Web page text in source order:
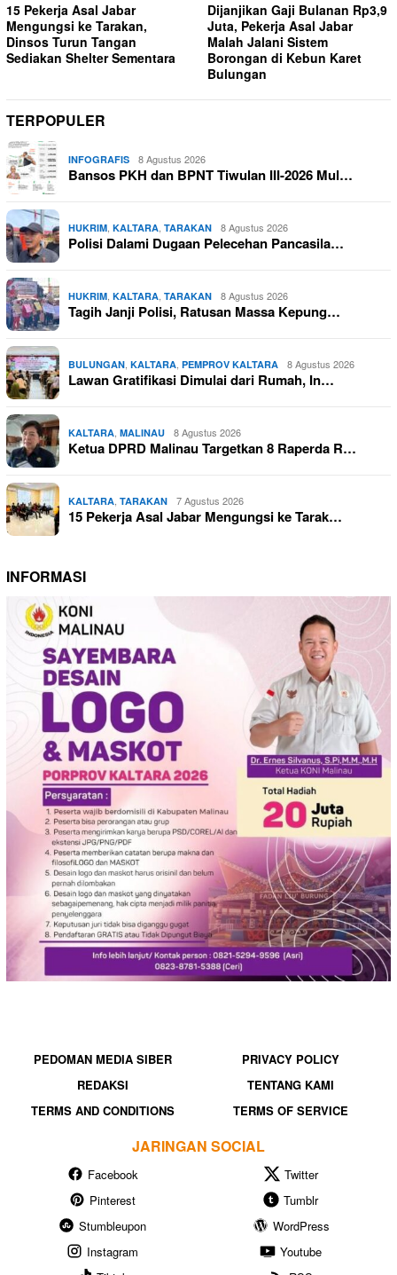
15 Pekerja Asal Jabar
Mengungsi ke Tarakan,
Dinsos Turun Tangan
Sediakan Shelter Sementara
Dijanjikan Gaji Bulanan Rp3,9
Juta, Pekerja Asal Jabar
Malah Jalani Sistem
Borongan di Kebun Karet
Bulungan
TERPOPULER
INFOGRAFIS 8 Agustus 2026
Bansos PKH dan BPNT Tiwulan III-2026 Mul…
HUKRIM, KALTARA, TARAKAN 8 Agustus 2026
Polisi Dalami Dugaan Pelecehan Pancasila…
HUKRIM, KALTARA, TARAKAN 8 Agustus 2026
Tagih Janji Polisi, Ratusan Massa Kepung…
BULUNGAN, KALTARA, PEMPROV KALTARA 8 Agustus 2026
Lawan Gratifikasi Dimulai dari Rumah, In…
KALTARA, MALINAU 8 Agustus 2026
Ketua DPRD Malinau Targetkan 8 Raperda R…
KALTARA, TARAKAN 7 Agustus 2026
15 Pekerja Asal Jabar Mengungsi ke Tarak…
INFORMASI
PEDOMAN MEDIA SIBER
PRIVACY POLICY
REDAKSI
TENTANG KAMI
TERMS AND CONDITIONS
TERMS OF SERVICE
JARINGAN SOCIAL
Facebook
Twitter
Pinterest
Tumblr
Stumbleupon
WordPress
Instagram
Youtube